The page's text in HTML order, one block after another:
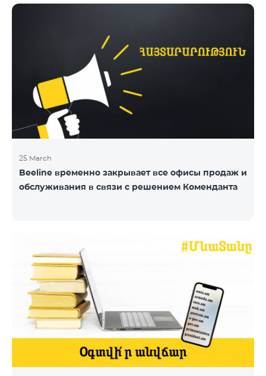
25 March
Beeline временно закрывает все офисы продаж и
обслуживания в связи с решением Коменданта